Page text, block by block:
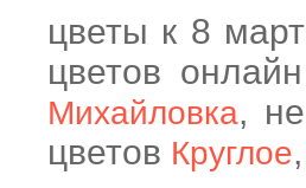
цветы к 8
цветов
Михайловка,
цветов Круглое